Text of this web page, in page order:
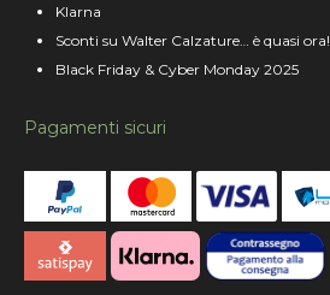
Klarna
Sconti su Walter Calzature… è quasi ora!
Black Friday & Cyber Monday 2025
Pagamenti sicuri